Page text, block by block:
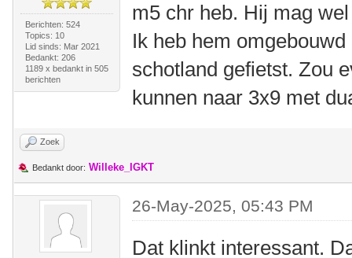
Berichten: 524
Topics: 10
Lid sinds: Mar 2021
Bedankt: 206
1189 x bedankt in 505
berichten
m5 chr heb. Hij mag
Ik heb hem
schotland gefietst. Zou
kunnen naar 3x9 met
Zoek
Bedankt door: Willeke_IGKT
26-May-2025, 05:43 PM
Dat klinkt interessant.